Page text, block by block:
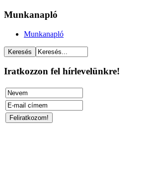
Munkanapló
Munkanapló
Iratkozzon fel hírlevelünkre!